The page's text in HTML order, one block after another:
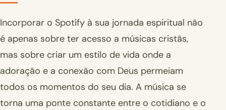
Incorporar o Spotify à sua jornada espiritual não
é apenas sobre ter acesso a músicas cristãs,
mas sobre criar um estilo de vida onde a
adoração e a conexão com Deus permeiam
todos os momentos do seu dia. A música se
torna uma ponte constante entre o cotidiano e o